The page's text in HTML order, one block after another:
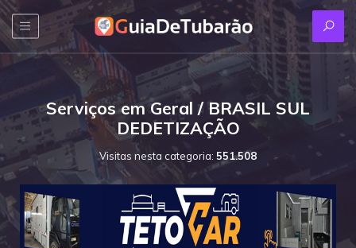
Serviços em Geral / BRASIL SUL
DEDETIZAÇÃO
Visitas nesta categoria: 551.508